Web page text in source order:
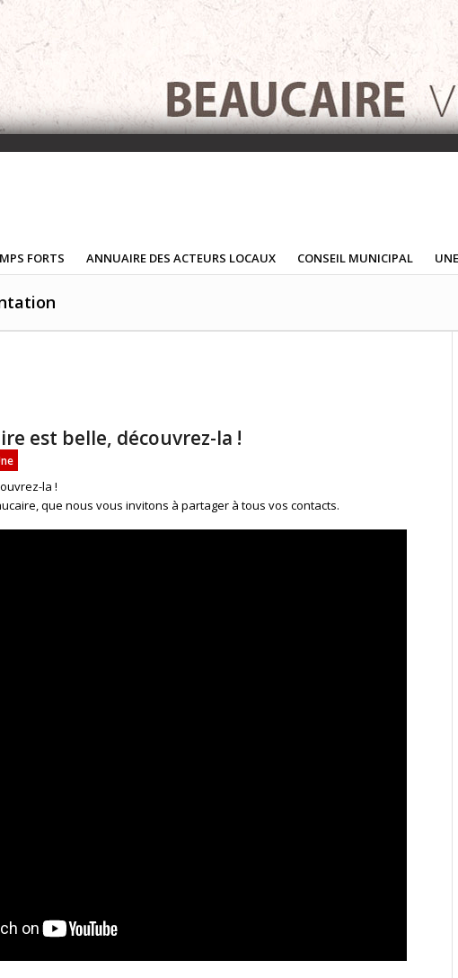
FORTS ANNUAIRE DES ACTEURS LOCAUX CONSEIL MUNICIPAL
est belle, découvrez-la !
la !
que nous vous invitons à partager à tous vos contacts.